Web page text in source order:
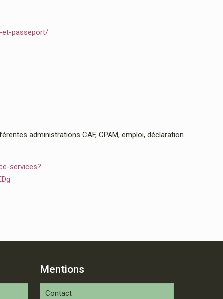
et-passeport/
administrations CAF, CPAM, emploi, déclaration
services?
Mentions
Contact